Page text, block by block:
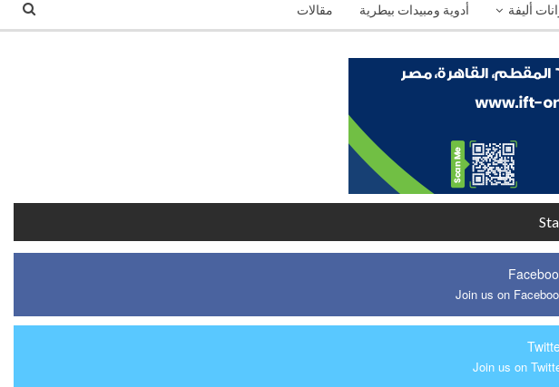
أليفة أدوية ومبيدات بيطرية مقالات
Join us on
Join us on